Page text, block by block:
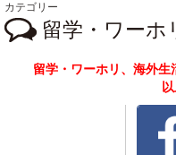
カテゴリー
留学・ワーホ
留学・ワーホリ、海外